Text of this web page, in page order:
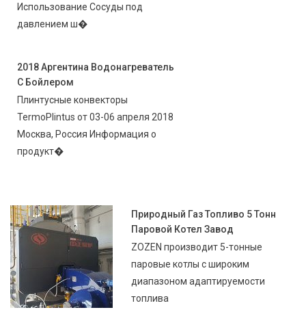
Использование Сосуды под
давлением ш�
2018 Аргентина Водонагреватель
С Бойлером
Плинтусные конвекторы
TermoPlintus от 03-06 апреля 2018
Москва, Россия Информация о
продукт�
Природный Газ Топливо 5 Тонн
Паровой Котел Завод
ZOZEN производит 5-тонные
паровые котлы с широким
диапазоном адаптируемости
топлива